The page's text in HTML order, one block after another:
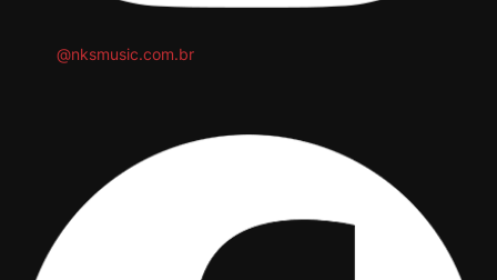
@nksmusic.com.br